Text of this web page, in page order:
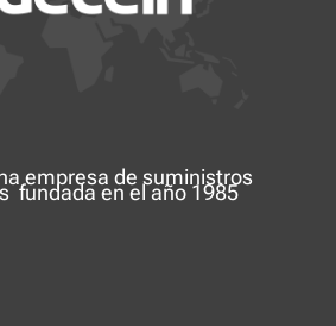
empresa de suministros
fundada en el año 1985